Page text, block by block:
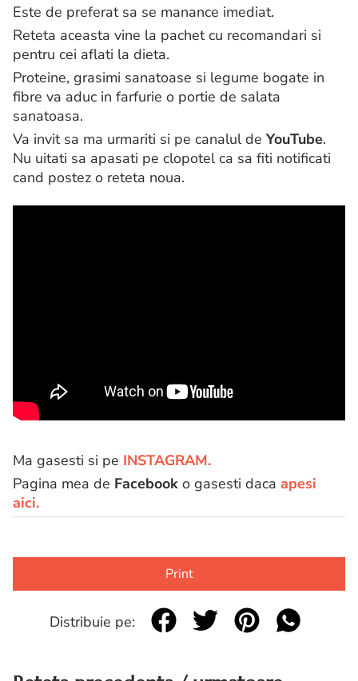
Este de preferat sa se manance imediat.
Reteta aceasta vine la pachet cu recomandari si
pentru cei aflati la dieta.
Proteine, grasimi sanatoase si legume bogate in
fibre va aduc in farfurie o portie de salata
sanatoasa.
Va invit sa ma urmariti si pe canalul deYouTube.
Nu uitati sa apasati pe clopotel ca sa fiti notificati
cand postez o reteta noua.
Ma gasesti si pe INSTAGRAM.
Pagina mea de Facebook o gasesti daca apesi
aici.
Print
Distribuie pe: